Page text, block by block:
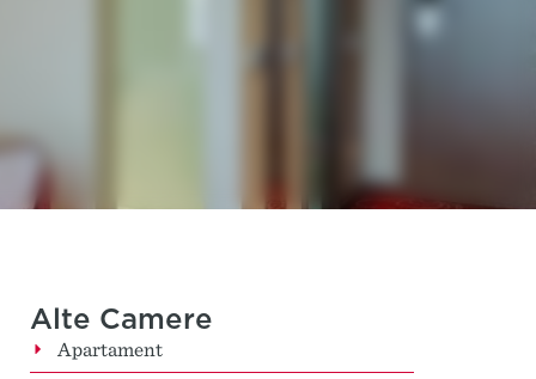
Alte Camere
Apartament